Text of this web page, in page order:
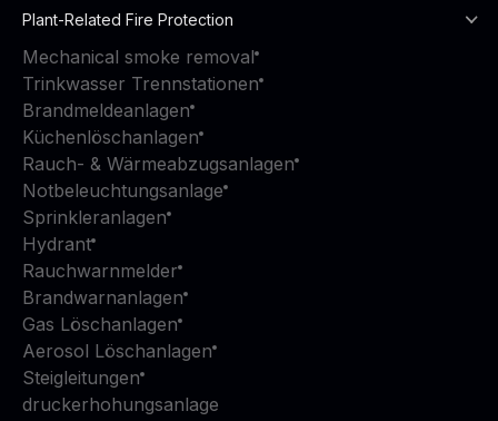
Plant-Related Fire Protection
Mechanical smoke removal
Trinkwasser Trennstationen
Brandmeldeanlagen
Küchenlöschanlagen
Rauch- & Wärmeabzugsanlagen
Notbeleuchtungsanlage
Sprinkleranlagen
Hydrant
Rauchwarnmelder
Brandwarnanlagen
Gas Löschanlagen
Aerosol Löschanlagen
Steigleitungen
druckerhohungsanlage